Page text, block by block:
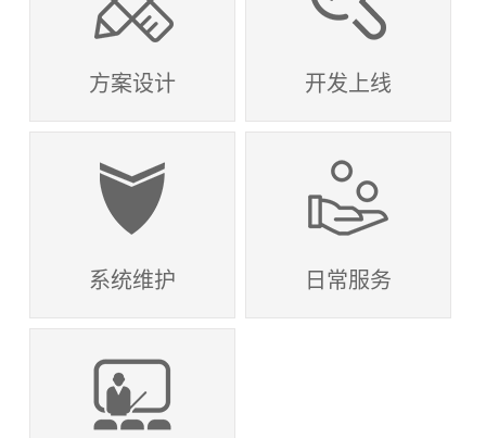
方案设计 开发上线
系统维护 日常服务